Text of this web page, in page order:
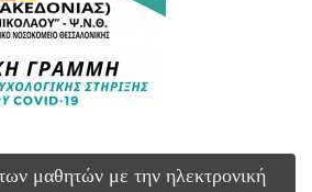
μαθητών με την ηλεκτρονική